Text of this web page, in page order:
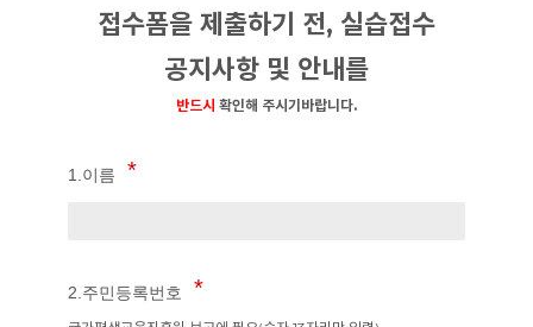
접수폼을 제출하기 전, 실습접수
공지사항 및 안내를
반드시 확인해 주시기바랍니다.
1.이름
2.주민등록번호